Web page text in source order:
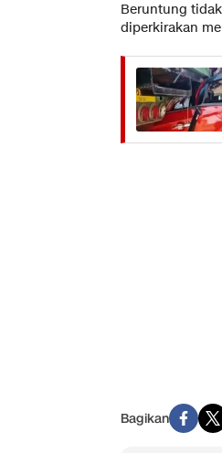
Beruntung
diperkirakan
Bagikan